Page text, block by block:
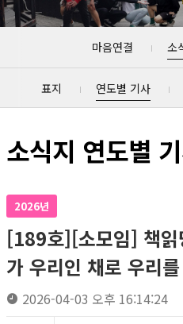
마음연결 소
표지 연도별 기사
소식지 연도별
2026년
[189호][소모임] 책
가 우리인 채로 우리
2026-04-03 오후 16:14:24